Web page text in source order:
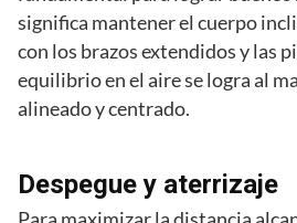
significa mantener el cuerpo
con los brazos extendidos y las
equilibrio en el aire se logra al
alineado y centrado.
Despegue y aterrizaje